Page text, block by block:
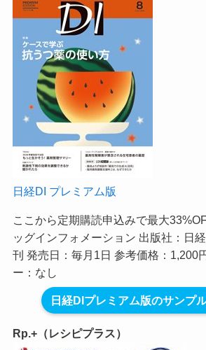
日経DI プレミアム版
ここから定期購読申込みで最大
ッグインフォメーション 出版社：日
刊 発売日：毎月1日 参考価格：1,200
ー：なし
日経DIプレミアム版のサンプ
Rp.+（レシピプラス）